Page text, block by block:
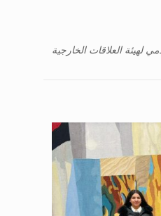
لهيئة العلاقات الخارجية